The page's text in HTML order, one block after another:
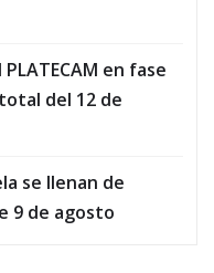
en fase
del 12 de
se llenan de
9 de agosto